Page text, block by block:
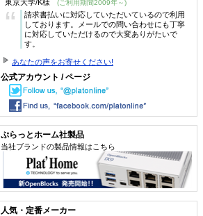
東京大学/K様 (ご利用期間2009年～)
“
請求書払いに対応していただいているので利用
しております。メールでの問い合わせにも丁寧
に対応していただけるので大変ありがたいで
す。
あなたの声をお寄せください!
公式アカウント / ページ
ぷらっとホーム社製品
当社ブランドの製品情報はこちら
人気・定番メーカー